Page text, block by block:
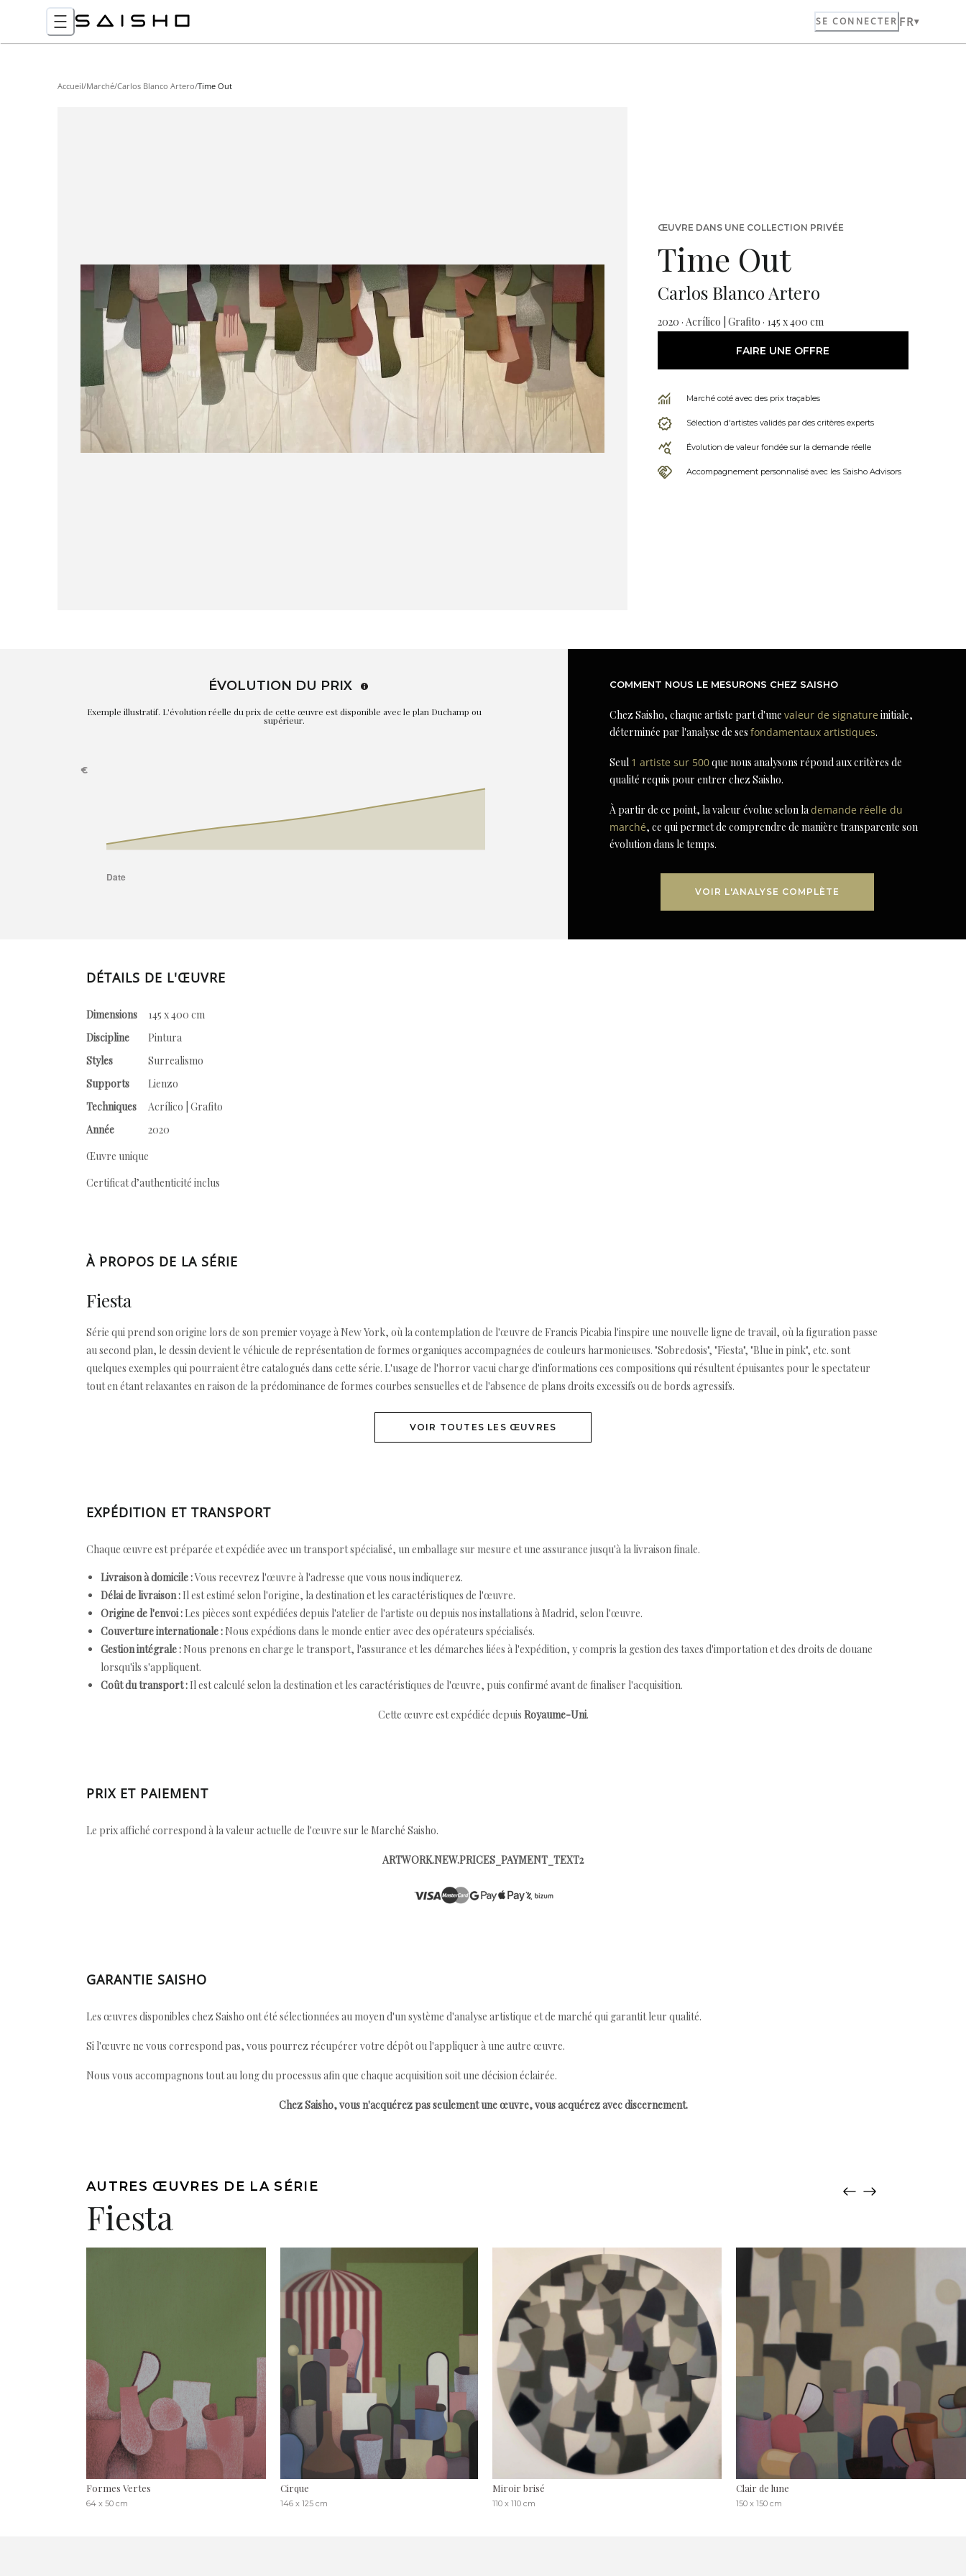
SE CONNECTER FR
Accueil/Marché/Carlos Blanco Artero/Time Out
ŒUVRE DANS UNE COLLECTION PRIVÉE
Time Out
Carlos Blanco Artero
2020 · Acrílico | Grafito · 145 x 400 cm
FAIRE UNE OFFRE
Marché coté avec des prix traçables
Sélection d'artistes validés par des critères experts
Évolution de valeur fondée sur la demande réelle
Accompagnement personnalisé avec les Saisho Advisors
ÉVOLUTION DU PRIX
Exemple illustratif. L'évolution réelle du prix de cette œuvre est disponible avec le plan Duchamp ou
supérieur.
COMMENT NOUS LE MESURONS CHEZ SAISHO
Chez Saisho, chaque artiste part d'unevaleur de signature initiale,
déterminée par l'analyse de sesfondamentaux artistiques.
Seul 1 artiste sur 500que nous analysons répond aux critères de
qualité requis pour entrer chez Saisho.
À partir de ce point, la valeur évolue selon lademande réelle du
marché, ce qui permet de comprendre de manière transparente son
évolution dans le temps.
VOIR L'ANALYSE COMPLÈTE
DÉTAILS DE L'ŒUVRE
Dimensions
145 x 400 cm
Discipline
Pintura
Styles
Surrealismo
Supports
Lienzo
Techniques
Acrílico | Grafito
Année
2020
Œuvre unique
Certificat d’authenticité inclus
À PROPOS DE LA SÉRIE
Fiesta
Série qui prend son origine lors de son premier voyage à New York, où la contemplation de l'œuvre de Francis Picabia l'inspire une nouvelle ligne de travail, où la figuration passe
au second plan, le dessin devient le véhicule de représentation de formes organiques accompagnées de couleurs harmonieuses. "Sobredosis", "Fiesta", "Blue in pink", etc. sont
quelques exemples qui pourraient être catalogués dans cette série. L'usage de l'horror vacui charge d'informations ces compositions qui résultent épuisantes pour le spectateur
tout en étant relaxantes en raison de la prédominance de formes courbes sensuelles et de l'absence de plans droits excessifs ou de bords agressifs.
VOIR TOUTES LES ŒUVRES
EXPÉDITION ET TRANSPORT
Chaque œuvre est préparée et expédiée avec un transport spécialisé, un emballage sur mesure et une assurance jusqu'à la livraison finale.
Livraison à domicile :Vous recevrez l'œuvre à l'adresse que vous nous indiquerez.
Délai de livraison : Il est estimé selon l'origine, la destination et les caractéristiques de l'œuvre.
Origine de l'envoi : Les pièces sont expédiées depuis l'atelier de l'artiste ou depuis nos installations à Madrid, selon l'œuvre.
Couverture internationale : Nous expédions dans le monde entier avec des opérateurs spécialisés.
Gestion intégrale : Nous prenons en charge le transport, l'assurance et les démarches liées à l'expédition, y compris la gestion des taxes d'importation et des droits de douane
lorsqu'ils s'appliquent.
Coût du transport : Il est calculé selon la destination et les caractéristiques de l'œuvre, puis confirmé avant de finaliser l'acquisition.
Cette œuvre est expédiée depuis Royaume-Uni.
PRIX ET PAIEMENT
Le prix affiché correspond à la valeur actuelle de l'œuvre sur le Marché Saisho.
ARTWORK.NEW.PRICES_PAYMENT_TEXT2
GARANTIE SAISHO
Les œuvres disponibles chez Saisho ont été sélectionnées au moyen d'un système d'analyse artistique et de marché qui garantit leur qualité.
Si l'œuvre ne vous correspond pas, vous pourrez récupérer votre dépôt ou l'appliquer à une autre œuvre.
Nous vous accompagnons tout au long du processus afin que chaque acquisition soit une décision éclairée.
Chez Saisho, vous n'acquérez pas seulement une œuvre, vous acquérez avec discernement.
AUTRES ŒUVRES DE LA SÉRIE
Fiesta
Formes Vertes
64 x 50 cm
Cirque
146 x 125 cm
Miroir brisé
110 x 110 cm
Clair de lune
150 x 150 cm